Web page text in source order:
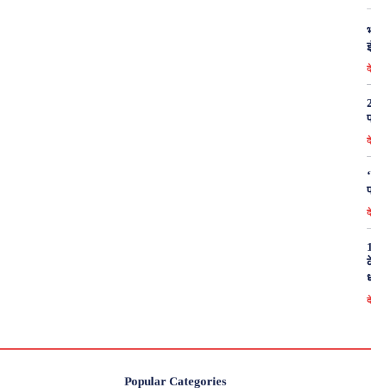
Popular Categories